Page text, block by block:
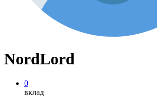
NordLord
0
вклад